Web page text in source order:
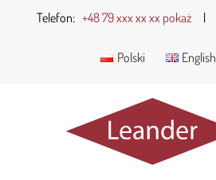
Telefon: +48 79 xxx xx xx pokaż |
Polski English